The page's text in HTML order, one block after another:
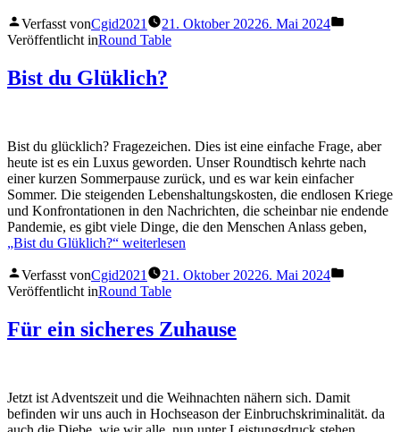
Verfasst vonCgid2021 21. Oktober 20226. Mai 2024
Veröffentlicht inRound Table
Bist du Glüklich?
Bist du glücklich? Fragezeichen. Dies ist eine einfache Frage, aber
heute ist es ein Luxus geworden. Unser Roundtisch kehrte nach
einer kurzen Sommerpause zurück, und es war kein einfacher
Sommer. Die steigenden Lebenshaltungskosten, die endlosen Kriege
und Konfrontationen in den Nachrichten, die scheinbar nie endende
Pandemie, es gibt viele Dinge, die den Menschen Anlass geben,
„Bist du Glüklich?“ weiterlesen
Verfasst vonCgid2021 21. Oktober 20226. Mai 2024
Veröffentlicht inRound Table
Für ein sicheres Zuhause
Jetzt ist Adventszeit und die Weihnachten nähern sich. Damit
befinden wir uns auch in Hochseason der Einbruchskriminalität. da